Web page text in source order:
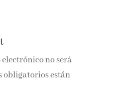
no será
obligatorios están